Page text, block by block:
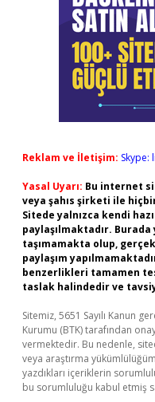
Reklam ve İletişim: Skype:
Yasal Uyarı: Bu internet
veya şahıs şirketi ile
Sitede yalnızca kendi
paylaşılmaktadır.
taşımamakta olup,
paylaşım
benzerlikleri tamamen
taslak halindedir ve
Sitemiz, 5651 Sayılı Kanun
Kurumu (BTK) tarafından
vermektedir. Bu nedenle,
veya araştırma
yazdıkları içeriklerin
bu sorumluluğu kabul etmiş